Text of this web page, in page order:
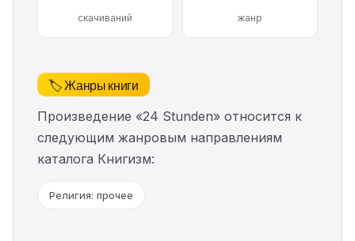
скачиваний жанр
🏷️ Жанры книги
Произведение «24 Stunden» относится к
следующим жанровым направлениям
каталога Книгизм:
Религия: прочее